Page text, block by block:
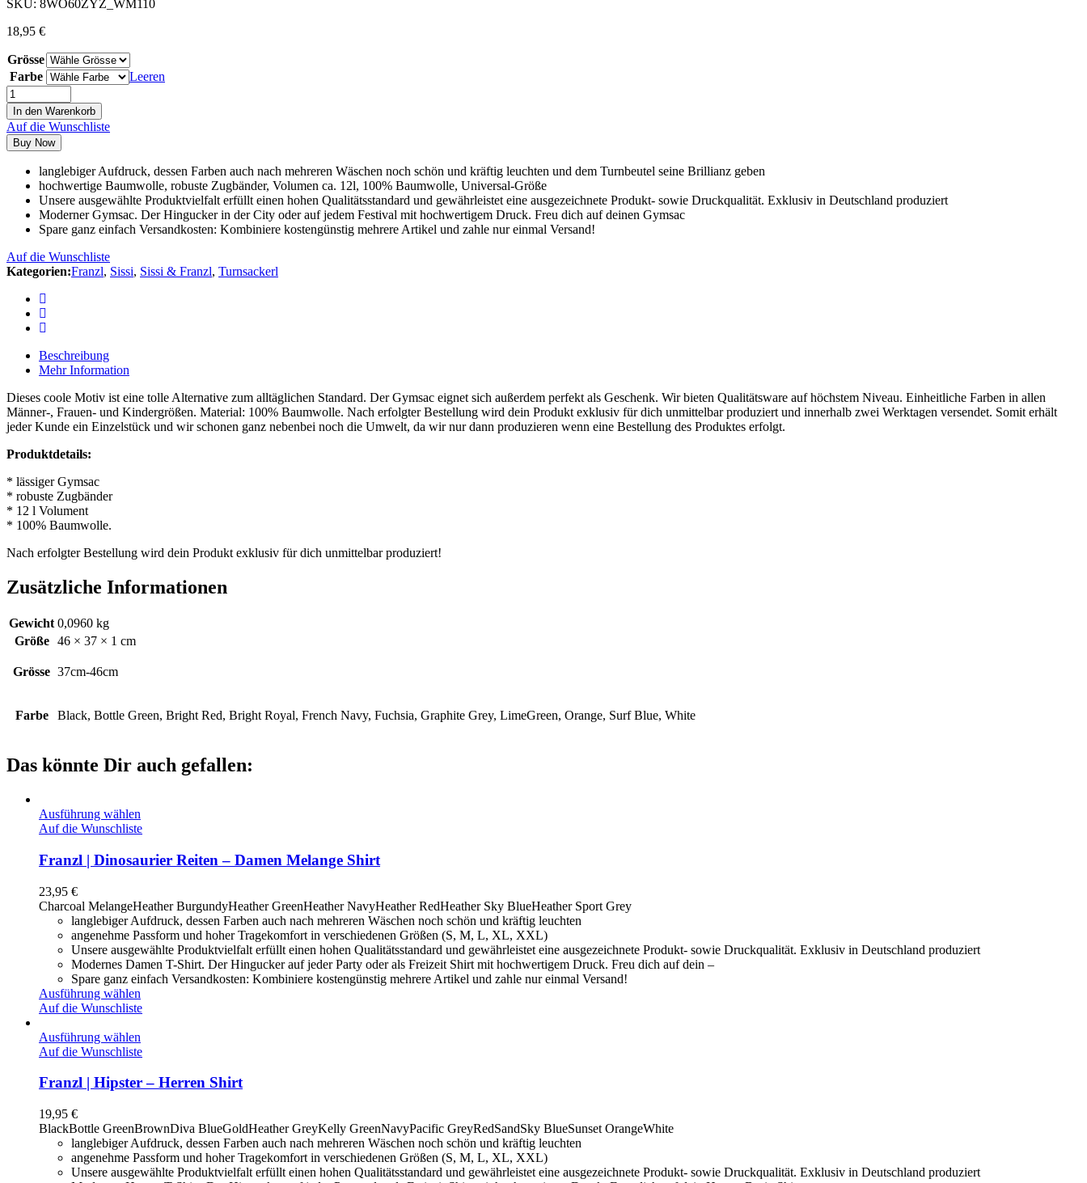
SKU: 8WO60ZYZ_WM110
18,95 €
Grösse
Farbe
Leeren
In den Warenkorb
Auf die Wunschliste
Buy Now
langlebiger Aufdruck, dessen Farben auch nach mehreren Wäschen noch schön und kräftig leuchten und dem Turnbeutel seine Brillianz geben
hochwertige Baumwolle, robuste Zugbänder, Volumen ca. 12l, 100% Baumwolle, Universal-Größe
Unsere ausgewählte Produktvielfalt erfüllt einen hohen Qualitätsstandard und gewährleistet eine ausgezeichnete Produkt- sowie Druckqualität. Exklusiv in Deutschland produziert
Moderner Gymsac. Der Hingucker in der City oder auf jedem Festival mit hochwertigem Druck. Freu dich auf deinen Gymsac
Spare ganz einfach Versandkosten: Kombiniere kostengünstig mehrere Artikel und zahle nur einmal Versand!
Auf die Wunschliste
Kategorien:Franzl, Sissi, Sissi & Franzl, Turnsackerl
Beschreibung
Mehr Information
Dieses coole Motiv ist eine tolle Alternative zum alltäglichen Standard. Der Gymsac eignet sich außerdem perfekt als Geschenk. Wir bieten Qualitätsware auf höchstem Niveau. Einheitliche Farben in allen
Männer-, Frauen- und Kindergrößen. Material: 100% Baumwolle. Nach erfolgter Bestellung wird dein Produkt exklusiv für dich unmittelbar produziert und innerhalb zwei Werktagen versendet. Somit erhält
jeder Kunde ein Einzelstück und wir schonen ganz nebenbei noch die Umwelt, da wir nur dann produzieren wenn eine Bestellung des Produktes erfolgt.
Produktdetails:
* lässiger Gymsac
* robuste Zugbänder
* 12 l Volument
* 100% Baumwolle.
Nach erfolgter Bestellung wird dein Produkt exklusiv für dich unmittelbar produziert!
Zusätzliche Informationen
Gewicht 0,0960 kg
Größe
46 × 37 × 1 cm
Grösse 37cm-46cm
Farbe Black, Bottle Green, Bright Red, Bright Royal, French Navy, Fuchsia, Graphite Grey, LimeGreen, Orange, Surf Blue, White
Das könnte Dir auch gefallen:
Ausführung wählen
Auf die Wunschliste
Franzl | Dinosaurier Reiten – Damen Melange Shirt
23,95 €
Charcoal MelangeHeather BurgundyHeather GreenHeather NavyHeather RedHeather Sky BlueHeather Sport Grey
langlebiger Aufdruck, dessen Farben auch nach mehreren Wäschen noch schön und kräftig leuchten
angenehme Passform und hoher Tragekomfort in verschiedenen Größen (S, M, L, XL, XXL)
Unsere ausgewählte Produktvielfalt erfüllt einen hohen Qualitätsstandard und gewährleistet eine ausgezeichnete Produkt- sowie Druckqualität. Exklusiv in Deutschland produziert
Modernes Damen T-Shirt. Der Hingucker auf jeder Party oder als Freizeit Shirt mit hochwertigem Druck. Freu dich auf dein –
Spare ganz einfach Versandkosten: Kombiniere kostengünstig mehrere Artikel und zahle nur einmal Versand!
Ausführung wählen
Auf die Wunschliste
Ausführung wählen
Auf die Wunschliste
Franzl | Hipster – Herren Shirt
19,95 €
BlackBottle GreenBrownDiva BlueGoldHeather GreyKelly GreenNavyPacific GreyRedSandSky BlueSunset OrangeWhite
langlebiger Aufdruck, dessen Farben auch nach mehreren Wäschen noch schön und kräftig leuchten
angenehme Passform und hoher Tragekomfort in verschiedenen Größen (S, M, L, XL, XXL)
Unsere ausgewählte Produktvielfalt erfüllt einen hohen Qualitätsstandard und gewährleistet eine ausgezeichnete Produkt- sowie Druckqualität. Exklusiv in Deutschland produziert